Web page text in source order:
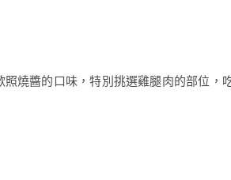
照燒醬的口味，特別挑選雞腿肉的部位，